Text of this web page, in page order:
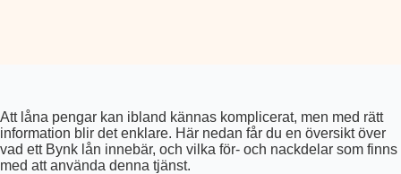
Att låna pengar kan ibland kännas komplicerat, men med rätt
information blir det enklare. Här nedan får du en översikt över
vad ett Bynk lån innebär, och vilka för- och nackdelar som finns
med att använda denna tjänst.